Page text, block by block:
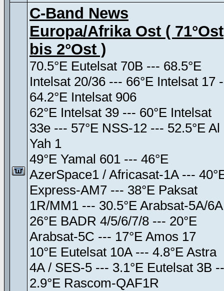
C-Band News
Europa/Afrika Ost ( 71°Ost
bis 2°Ost )
70.5°E Eutelsat 70B --- 68.5°E
Intelsat 20/36 --- 66°E Intelsat 17
64.2°E Intelsat 906
62°E Intelsat 39 --- 60°E Intelsat
33e --- 57°E NSS-12 --- 52.5°E Al
Yah 1
49°E Yamal 601 --- 46°E
AzerSpace1 / Africasat-1A ---
Express-AM7 --- 38°E Paksat
1R/MM1 --- 30.5°E Arabsat-5A/6A
26°E BADR 4/5/6/7/8 --- 20°E
Arabsat-5C --- 17°E Amos 17
10°E Eutelsat 10A --- 4.8°E Astra
4A / SES-5 --- 3.1°E Eutelsat 3B
2.9°E Rascom-QAF1R